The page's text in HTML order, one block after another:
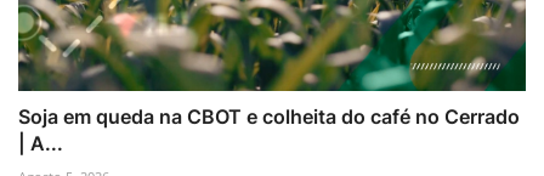
Soja em queda na CBOT e colheita do café no Cerrado
| A...